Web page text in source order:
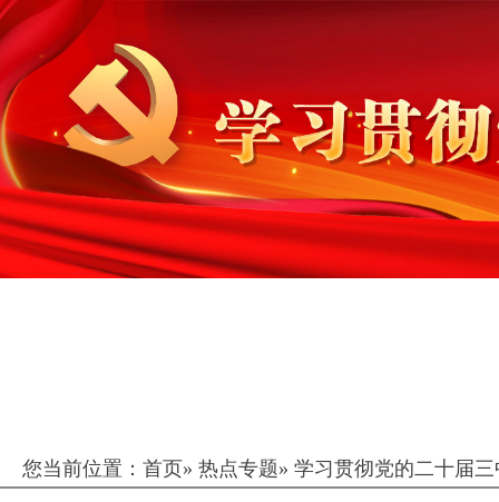
您当前位置： 首页» 热点专题» 学习贯彻党的二十届